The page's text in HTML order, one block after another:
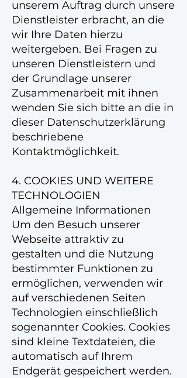
unserem Auftrag durch unsere
Dienstleister erbracht, an die
wir Ihre Daten hierzu
weitergeben. Bei Fragen zu
unseren Dienstleistern und
der Grundlage unserer
Zusammenarbeit mit ihnen
wenden Sie sich bitte an die in
dieser Datenschutzerklärung
beschriebene
Kontaktmöglichkeit.
4. COOKIES UND WEITERE
TECHNOLOGIEN
Allgemeine Informationen
Um den Besuch unserer
Webseite attraktiv zu
gestalten und die Nutzung
bestimmter Funktionen zu
ermöglichen, verwenden wir
auf verschiedenen Seiten
Technologien einschließlich
sogenannter Cookies. Cookies
sind kleine Textdateien, die
automatisch auf Ihrem
Endgerät gespeichert werden.